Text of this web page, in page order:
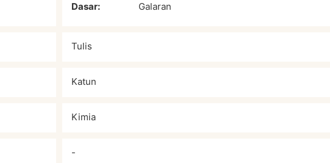
Dasar:
Galaran
Tulis
Katun
Kimia
-